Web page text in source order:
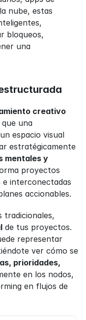
nube, estas
bloqueos,
una
creativo
que una
espacio visual
estratégicamente
mentales y
proyectos
e interconectadas
accionables.
tradicionales,
de tus proyectos.
representar
ver cómo se
prioridades,
en los nodos,
en flujos de